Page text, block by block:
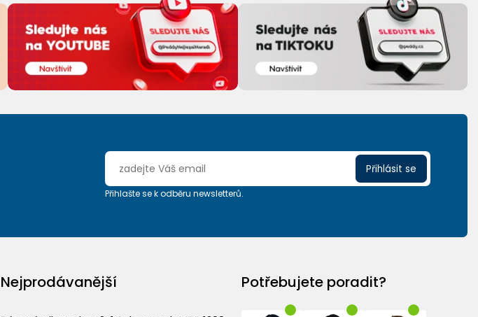
Přihlásit se
Přihlašte se k odběru newsletterů.
Nejprodávanější Potřebujete poradit?